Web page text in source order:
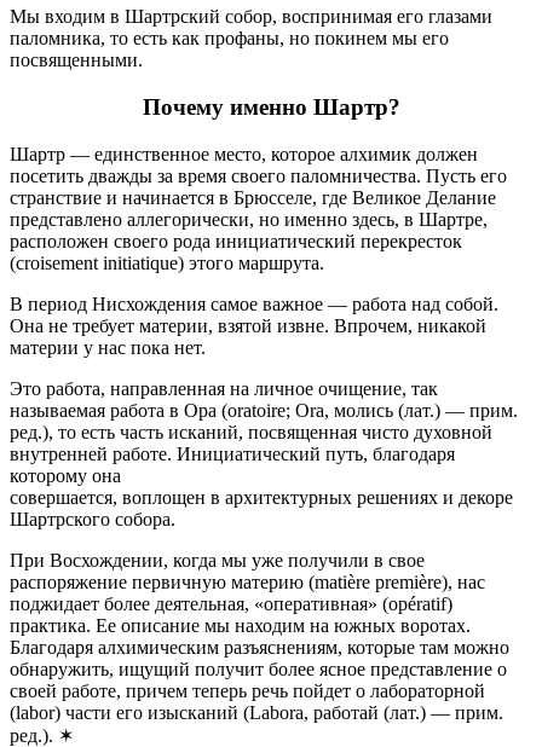
Мы входим в Шартрский собор, воспринимая его глазами
паломника, то есть как профаны, но покинем мы его
посвященными.
Почему именно Шартр?
Шартр — единственное место, которое алхимик должен
посетить дважды за время своего паломничества. Пусть его
странствие и начинается в Брюсселе, где Великое Делание
представлено аллегорически, но именно здесь, в Шартре,
расположен своего рода инициатический перекресток
(croisement initiatique) этого маршрута.
В период Нисхождения самое важное — работа над собой.
Она не требует материи, взятой извне. Впрочем, никакой
материи у нас пока нет.
Это работа, направленная на личное очищение, так
называемая работа в Ора (oratoire; Ora, молись (лат.) — прим.
ред.), то есть часть исканий, посвященная чисто духовной
внутренней работе. Инициатический путь, благодаря
которому она
совершается, воплощен в архитектурных решениях и декоре
Шартрского собора.
При Восхождении, когда мы уже получили в свое
распоряжение первичную материю (matière première), нас
поджидает более деятельная, «оперативная» (opératif)
практика. Ее описание мы находим на южных воротах.
Благодаря алхимическим разъяснениям, которые там можно
обнаружить, ищущий получит более ясное представление о
своей работе, причем теперь речь пойдет о лабораторной
(labor) части его изысканий (Labora, работай (лат.) — прим.
ред.). ✶